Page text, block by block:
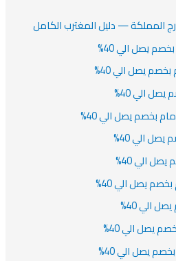
المملكة — دليل المغترب الكامل
يصل الي 40%
يصل الي 40%
الي 40%
بخصم يصل الي 40%
الي 40%
يصل الي 40%
الي 40%
يصل الي 40%
يصل الي 40%